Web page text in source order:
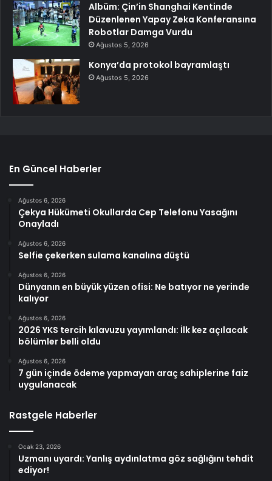
Albüm: Çin’in Shanghai Kentinde
Düzenlenen Yapay Zeka Konferansına
Robotlar Damga Vurdu
Ağustos 5, 2026
Konya’da protokol bayramlaştı
Ağustos 5, 2026
En Güncel Haberler
Ağustos 6, 2026
Çekya Hükümeti Okullarda Cep Telefonu Yasağını
Onayladı
Ağustos 6, 2026
Selfie çekerken sulama kanalına düştü
Ağustos 6, 2026
Dünyanın en büyük yüzen ofisi: Ne batıyor ne yerinde
kalıyor
Ağustos 6, 2026
2026 YKS tercih kılavuzu yayımlandı: İlk kez açılacak
bölümler belli oldu
Ağustos 6, 2026
7 gün içinde ödeme yapmayan araç sahiplerine faiz
uygulanacak
Rastgele Haberler
Ocak 23, 2026
Uzmanı uyardı: Yanlış aydınlatma göz sağlığını tehdit
ediyor!